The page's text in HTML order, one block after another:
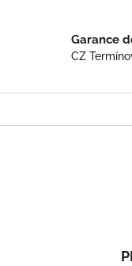
Garance
CZ